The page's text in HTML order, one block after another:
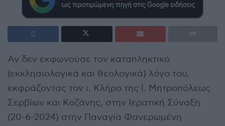
Αν δεν εκφωνούσε τον καταπληκτικό
(εκκλησιολογικά και θεολογικά) λόγο του,
εκφράζοντας τον ι. Κλήρο της Ι. Μητροπόλεως
Σερβίων και Κοζάνης, στην Ιερατική Σύναξη
(20-6-2024) στην Παναγία Φανερωμένη